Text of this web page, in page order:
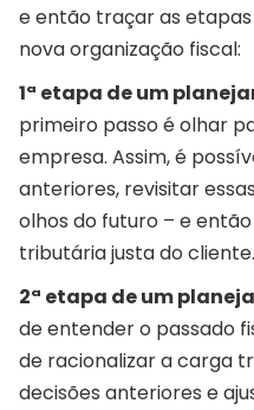
e então traçar as
nova organização fiscal:
1ª etapa de um
primeiro passo é olhar
empresa. Assim, é
anteriores, revisitar
olhos do futuro – e
tributária justa do cliente.
2ª etapa de um
de entender o passado
de racionalizar a carga
decisões anteriores e